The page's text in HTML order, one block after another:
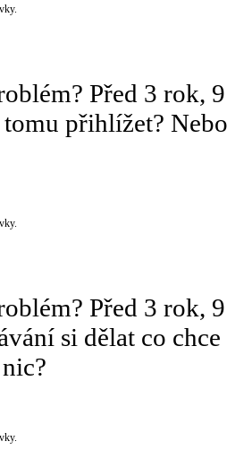
Před 3 rok,
přihlížet?
Před 3 rok,
si dělat co